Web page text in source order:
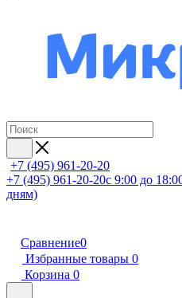
+7 (495) 961-20-20
+7 (495) 961-20-20с 9:00 до
дням)
Сравнение0
Избранные товары 0
Корзина 0